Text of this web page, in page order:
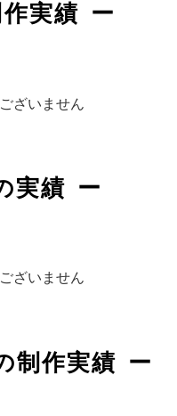
実績
ざいません
実績
ざいません
制作実績